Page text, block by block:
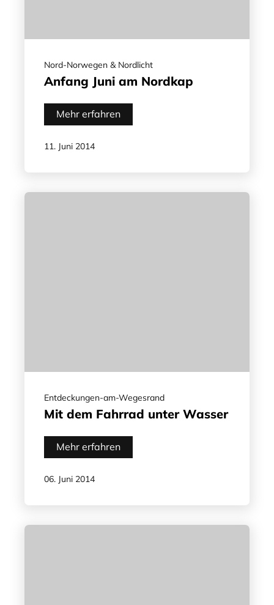
Nord-Norwegen & Nordlicht
Anfang Juni am Nordkap
Mehr erfahren
11. Juni 2014
Entdeckungen-am-Wegesrand
Mit dem Fahrrad unter Wasser
Mehr erfahren
06. Juni 2014